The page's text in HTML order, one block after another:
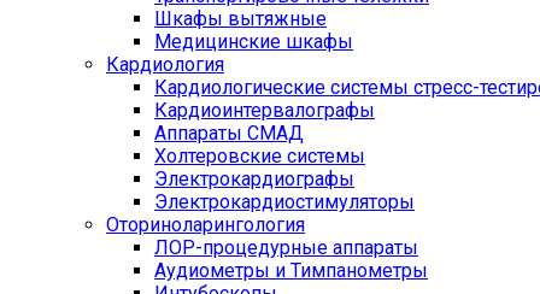
Шкафы вытяжные
Медицинские шкафы
Кардиология
Кардиологические системы стресс-
Кардиоинтервалографы
Аппараты СМАД
Холтеровские системы
Электрокардиографы
Электрокардиостимуляторы
Оториноларингология
ЛОР-процедурные аппараты
Аудиометры и Тимпанометры